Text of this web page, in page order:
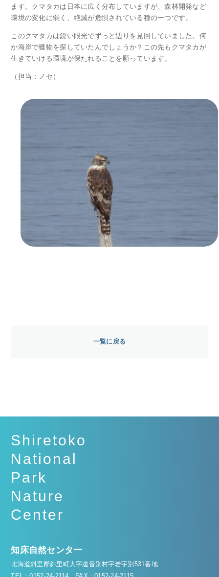
ます。クマタカは日本に広く分布していますが、森林開発など
環境の変化に弱く、絶滅が危惧されている種の一つです。
このクマタカは鋭い眼光でずっと辺りを見回していました。何
か海岸で獲物を探していたんでしょうか？この先もクマタカが
生きていける環境が保たれることを願っています。
（担当：ノセ）
一覧に戻る
Shiretoko
National
Park
Nature
Center
知床自然センター
北海道斜里郡斜里町大字遠音別村字岩宇別531番地